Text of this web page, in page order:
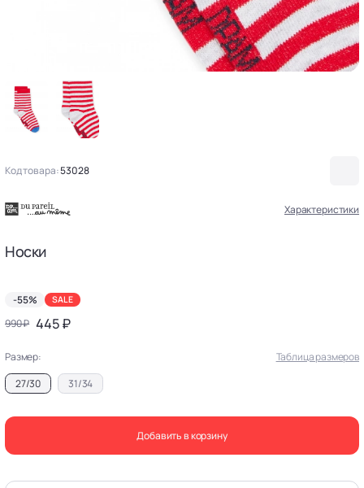
Код товара:53028
Характеристики
Носки
-55% SALE
990 ₽ 445 ₽
Размер:
Таблица размеров
27/30
31/34
Добавить в корзину